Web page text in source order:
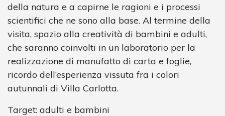
della natura e a capirne le ragioni e i processi
scientifici che ne sono alla base. Al termine della
visita, spazio alla creatività di bambini e adulti,
che saranno coinvolti in un laboratorio per la
realizzazione di manufatto di carta e foglie,
ricordo dell’esperienza vissuta fra i colori
autunnali di Villa Carlotta.
Target: adulti e bambini